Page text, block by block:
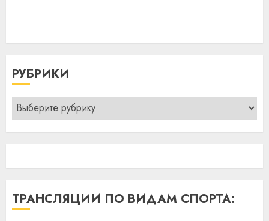
РУБРИКИ
Рубрики
ТРАНСЛЯЦИИ ПО ВИДАМ СПОРТА: